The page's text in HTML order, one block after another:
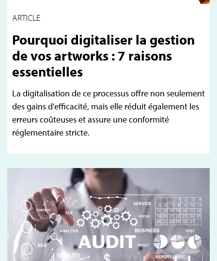
ARTICLE
Pourquoi digitaliser la gestion
de vos artworks : 7 raisons
essentielles
La digitalisation de ce processus offre non seulement
des gains d'efficacité, mais elle réduit également les
erreurs coûteuses et assure une conformité
réglementaire stricte.